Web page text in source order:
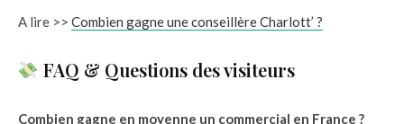
A lire >> Combien gagne une conseillère Charlott’ ?
FAQ & Questions des visiteurs
Combien gagne en moyenne un commercial en France ?